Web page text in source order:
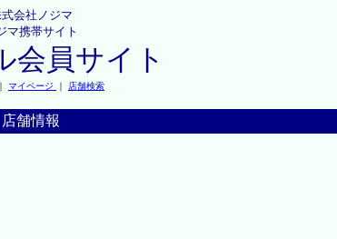
会社ノジマ
マ携帯サイト
会員サイト
｜ マイページ ｜ 店舗検索
店舗情報